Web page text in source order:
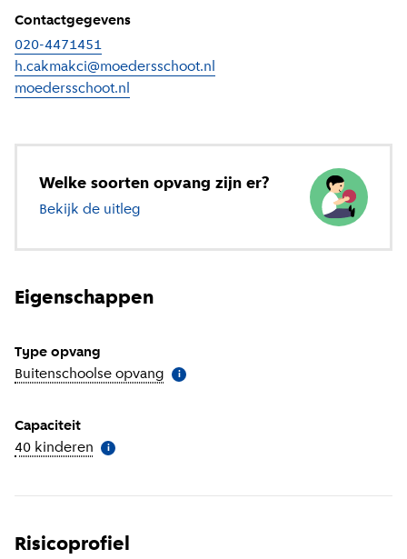
Contactgegevens
020-4471451
h.cakmakci@moedersschoot.nl
moedersschoot.nl
Welke soorten opvang zijn er?
Bekijk de uitleg over verschillende soorten opvang
Eigenschappen
Type opvang
Buitenschoolse opvang Meer informatie
i
Capaciteit
40 kinderen Meer informatie
i
Risicoprofiel